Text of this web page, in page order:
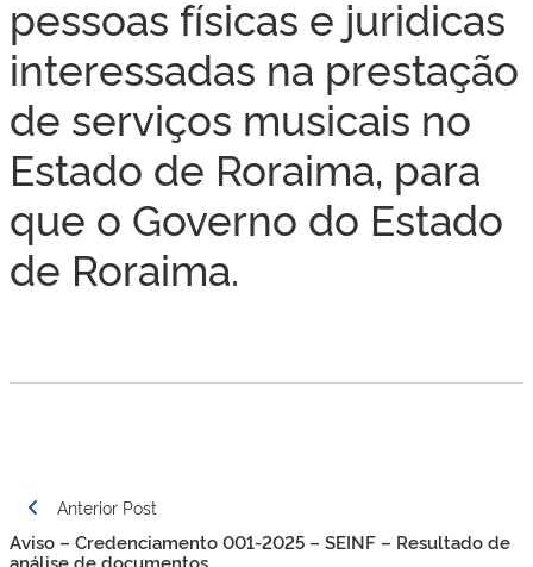
pessoas físicas e juridicas
interessadas na prestação
de serviços musicais no
Estado de Roraima, para
que o Governo do Estado
de Roraima.
Navegação
de
Anterior Post
Aviso – Credenciamento 001-2025 – SEINF – Resultado de
análise de documentos